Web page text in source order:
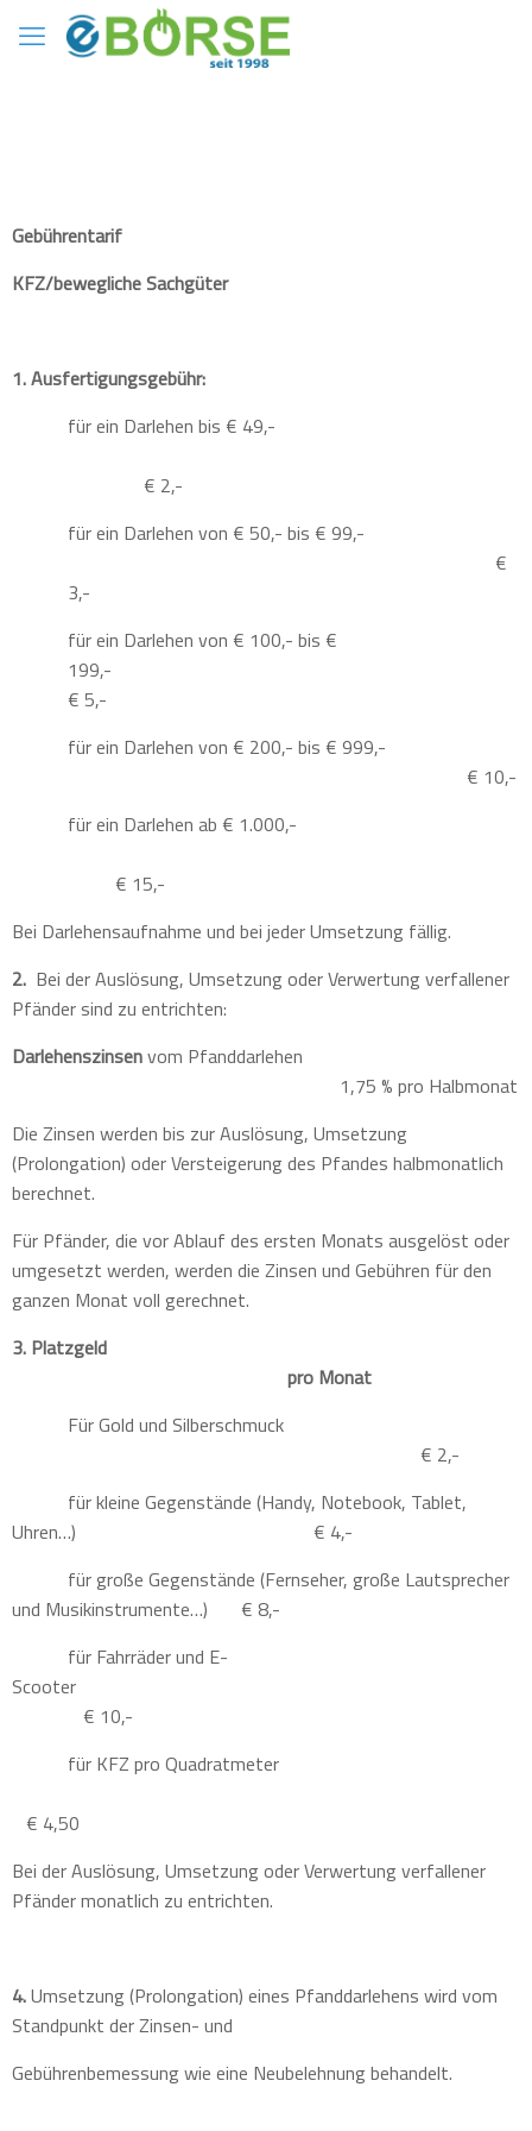
Gebührentarif
KFZ/bewegliche Sachgüter
1. Ausfertigungsgebühr:
für ein Darlehen bis € 49,-
€ 2,-
für ein Darlehen von € 50,- bis € 99,-
€
3,-
für ein Darlehen von € 100,- bis €
199,-
€ 5,-
für ein Darlehen von € 200,- bis € 999,-
€ 10,-
für ein Darlehen ab € 1.000,-
€ 15,-
Bei Darlehensaufnahme und bei jeder Umsetzung fällig.
2. Bei der Auslösung, Umsetzung oder Verwertung verfallener
Pfänder sind zu entrichten:
Darlehenszinsenvom Pfanddarlehen
1,75 % pro Halbmonat
Die Zinsen werden bis zur Auslösung, Umsetzung
(Prolongation) oder Versteigerung des Pfandes halbmonatlich
berechnet.
Für Pfänder, die vor Ablauf des ersten Monats ausgelöst oder
umgesetzt werden, werden die Zinsen und Gebühren für den
ganzen Monat voll gerechnet.
3. Platzgeld
pro Monat
Für Gold und Silberschmuck
€ 2,-
für kleine Gegenstände (Handy, Notebook, Tablet,
Uhren…)
€ 4,-
für große Gegenstände (Fernseher, große Lautsprecher
und Musikinstrumente…)
€ 8,-
für Fahrräder und E-
Scooter
€ 10,-
für KFZ pro Quadratmeter
€ 4,50
Bei der Auslösung, Umsetzung oder Verwertung verfallener
Pfänder monatlich zu entrichten.
4.Umsetzung (Prolongation) eines Pfanddarlehens wird vom
Standpunkt der Zinsen- und
Gebührenbemessung wie eine Neubelehnung behandelt.